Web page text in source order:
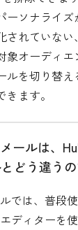
ーソナライ
されていない
象オーディ
ルを切り替え
ます。
ールは、
どう違う
では、普段
ディターを